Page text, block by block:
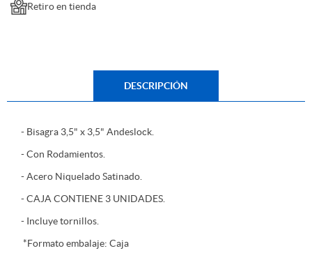
Retiro en tienda
DESCRIPCIÓN
- Bisagra 3,5" x 3,5" Andeslock.
- Con Rodamientos.
- Acero Niquelado Satinado.
- CAJA CONTIENE 3 UNIDADES.
- Incluye tornillos.
*Formato embalaje: Caja